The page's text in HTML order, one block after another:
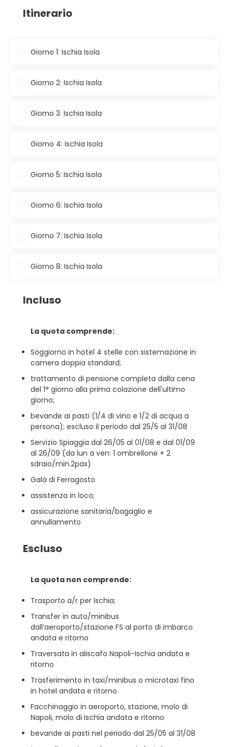
Itinerario
Giorno 1: Ischia Isola
Giorno 2: Ischia Isola
Giorno 3: Ischia Isola
Giorno 4: Ischia Isola
Giorno 5: Ischia Isola
Giorno 6: Ischia Isola
Giorno 7: Ischia Isola
Giorno 8: Ischia Isola
Incluso
La quota comprende:
Soggiorno in hotel 4 stelle con sistemazione in
camera doppia standard;
trattamento di pensione completa dalla cena
del 1° giorno alla prima colazione dell'ultimo
giorno;
bevande ai pasti (1/4 di vino e 1/2 di acqua a
persona); escluso il periodo dal 25/5 al 31/08
Servizio Spiaggia dal 26/05 al 01/08 e dal 01/09
al 26/09 (da lun a ven: 1 ombrellone + 2
sdraio/min.2pax)
Galà di Ferragosto
assistenza in loco;
assicurazione sanitaria/bagaglio e
annullamento
Escluso
La quota non comprende:
Trasporto a/r per Ischia;
Transfer in auto/minibus
dall’aeroporto/stazione FS al porto di imbarco
andata e ritorno
Traversata in aliscafo Napoli-Ischia andata e
ritorno
Trasferimento in taxi/minibus o microtaxi fino
in hotel andata e ritorno
Facchinaggio in aeroporto, stazione, molo di
Napoli, molo di Ischia andata e ritorno
bevande ai pasti nel periodo dal 25/05 al 31/08